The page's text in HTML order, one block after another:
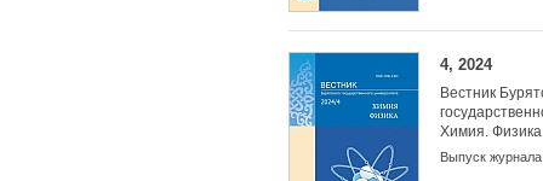
4, 2024
Вестник
Химия. Физика
Выпуск журнала